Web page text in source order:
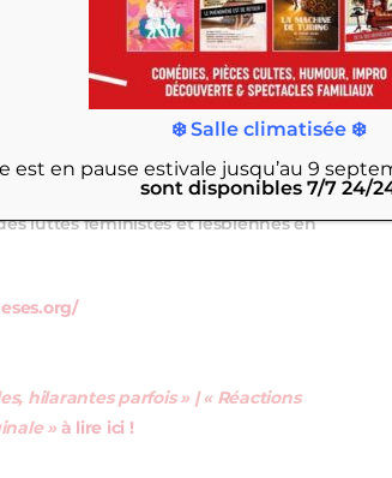
de libération sexuelle des militantes du
Loire (1970-1981). Depuis quelques mois,
luttes féministes et lesbiennes en
hilarantes parfois » | « Réactions
» à lire ici !
❄️ Salle climatisée ❄️
est en pause estivale jusqu’au 9
sont disponibles 7/7 24/